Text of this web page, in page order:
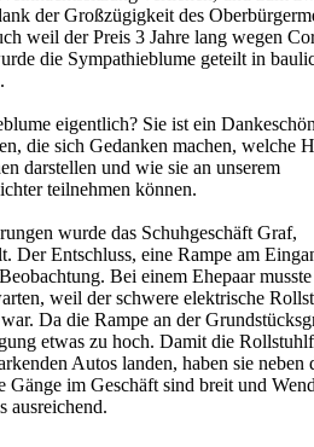
der Großzügigkeit des
weil der Preis 3 Jahre lang wegen
die Sympathieblume geteilt in
eigentlich? Sie ist ein
die sich Gedanken machen, welche
darstellen und wie sie an unserem
teilnehmen können.
wurde das Schuhgeschäft Graf,
Der Entschluss, eine Rampe am
Bei einem Ehepaar
weil der schwere elektrische
Da die Rampe an der
etwas zu hoch. Damit die
Autos landen, haben sie neben
Gänge im Geschäft sind breit und
ausreichend.